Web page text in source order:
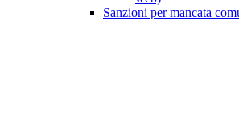
Sanzioni per mancata